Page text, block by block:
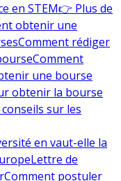
en STEM👉 Plus de
obtenir une
Comment rédiger
Comment
une bourse
obtenir la bourse
sur les
en vaut-elle la
Lettre de
Comment postuler